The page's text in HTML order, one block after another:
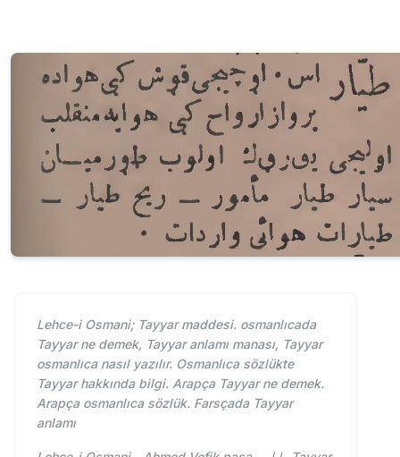
Lehce-i Osmani; Tayyar maddesi. osmanlıcada
Tayyar ne demek, Tayyar anlamı manası, Tayyar
osmanlıca nasıl yazılır. Osmanlıca sözlükte
Tayyar hakkında bilgi. Arapça Tayyar ne demek.
Arapça osmanlıca sözlük. Farsçada Tayyar
anlamı